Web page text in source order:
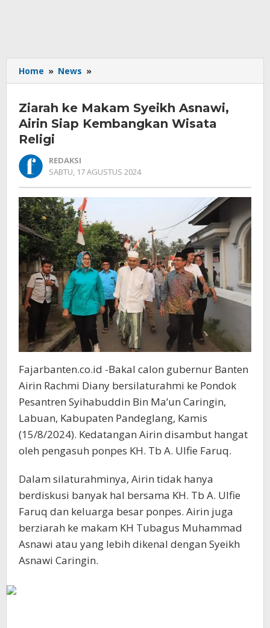
Home » News »
ke
Syeikh
Asnawi,
Wisata
Religi
Ziarah ke Makam Syeikh Asnawi,
Airin Siap Kembangkan Wisata
Religi
REDAKSI
SABTU, 17 AGUSTUS 2024
Fajarbanten.co.id -Bakal calon gubernur Banten
Airin Rachmi Diany bersilaturahmi ke Pondok
Pesantren Syihabuddin Bin Ma’un Caringin,
Labuan, Kabupaten Pandeglang, Kamis
(15/8/2024). Kedatangan Airin disambut hangat
oleh pengasuh ponpes KH. Tb A. Ulfie Faruq.
Dalam silaturahminya, Airin tidak hanya
berdiskusi banyak hal bersama KH. Tb A. Ulfie
Faruq dan keluarga besar ponpes. Airin juga
berziarah ke makam KH Tubagus Muhammad
Asnawi atau yang lebih dikenal dengan Syeikh
Asnawi Caringin.